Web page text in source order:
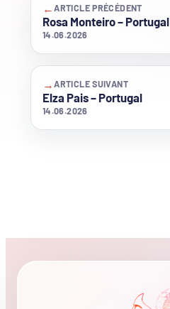
←ARTICLE PRÉCÉDENT
Rosa Monteiro – Portugal
14.06.2026
→ARTICLE SUIVANT
Elza Pais – Portugal
14.06.2026